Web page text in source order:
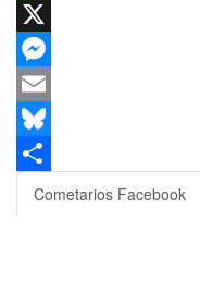
WhatsApp
X
Messenger
Email
Bluesky
Compartir
Cometarios Facebook